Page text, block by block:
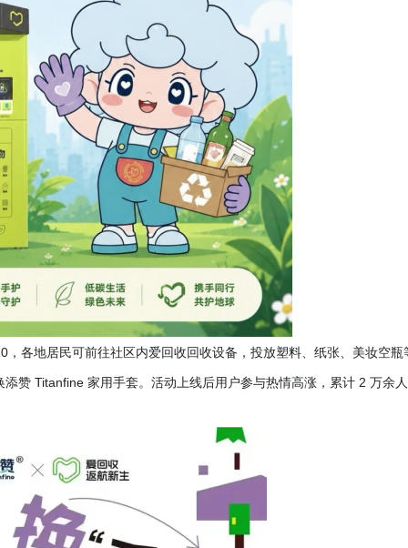
各地居民可前往社区内爱回收回收设备，投放塑料、纸张、美妆空瓶
赞 Titanfine 家用手套。活动上线后用户参与热情高涨，累计 2 万余